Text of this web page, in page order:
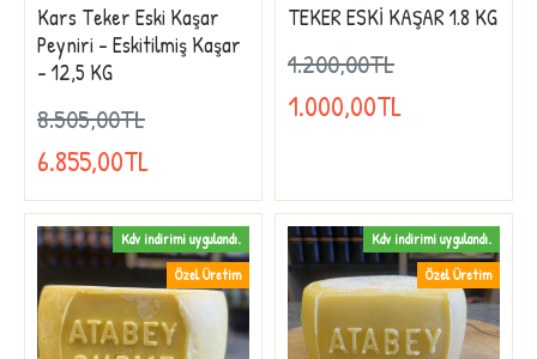
Kars Teker Eski Kaşar
Peyniri - Eskitilmiş Kaşar
- 12,5 KG
8.505,00TL
6.855,00TL
TEKER ESKİ KAŞAR 1.8 KG
1.200,00TL
1.000,00TL
Özel Üretim
Kdv indirimi uygulandı.
Özel Üretim
Kdv indirimi uygulandı.